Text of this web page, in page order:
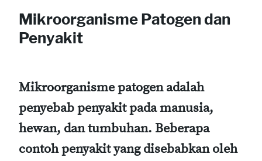
Mikroorganisme Patogen dan
Penyakit
Mikroorganisme patogen adalah
penyebab penyakit pada manusia,
hewan, dan tumbuhan. Beberapa
contoh penyakit yang disebabkan oleh